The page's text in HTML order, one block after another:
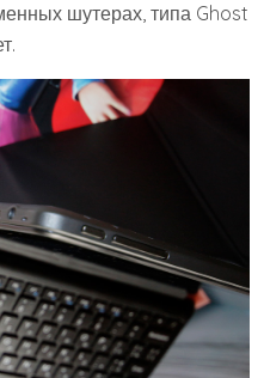
шутерах, типа Ghost